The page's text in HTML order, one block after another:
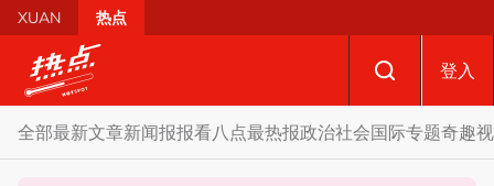
Skip to main content
XUAN 热点
登入
全部最新文章新闻报报看八点最热报政治社会国际专题奇趣